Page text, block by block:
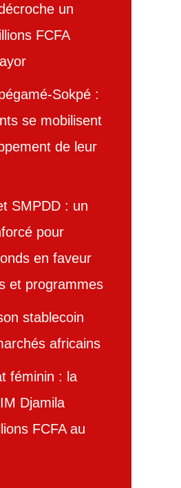
un
FCFA
Sokpé :
se mobilisent
de leur
SMPDD : un
pour
en faveur
et programmes
stablecoin
africains
féminin : la
Djamila
FCFA au